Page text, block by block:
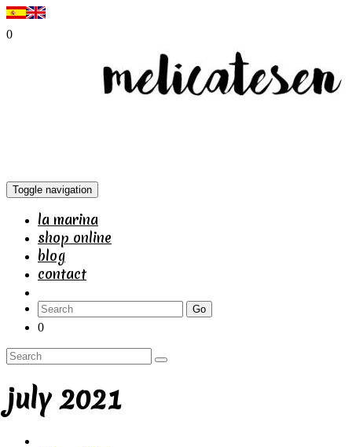
0
Toggle navigation
la marina
shop online
blog
contact
Go
0
july 2021